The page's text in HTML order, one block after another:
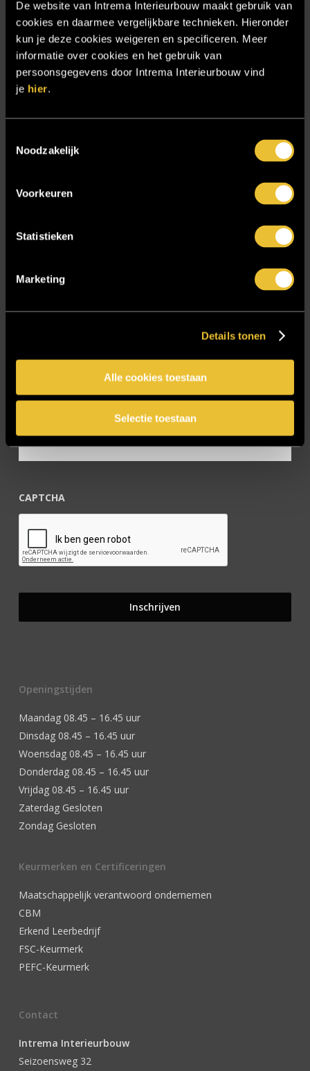
De website van Intrema Interieurbouw maakt gebruik van
cookies en daarmee vergelijkbare technieken. Hieronder
kun je deze cookies weigeren en specificeren. Meer
informatie over cookies en het gebruik van
persoonsgegevens door Intrema Interieurbouw vind
je hier.
Noodzakelijk
Voorkeuren
Statistieken
Marketing
Details tonen
Alle cookies toestaan
Selectie toestaan
Particulier project: Stijlvolle Woonvilla
Particulier project: Woonvilla met exclusief maatwerk
Projecten
Referenties
Showroom
Trebbe MiddenWest
Zakelijk
CAPTCHA
Openingstijden
Maandag 08.45 – 16.45 uur
Dinsdag 08.45 – 16.45 uur
Woensdag 08.45 – 16.45 uur
Donderdag 08.45 – 16.45 uur
Vrijdag 08.45 – 16.45 uur
Zaterdag Gesloten
Zondag Gesloten
Keurmerken en Certificeringen
Maatschappelijk verantwoord ondernemen
CBM
Erkend Leerbedrijf
FSC-Keurmerk
PEFC-Keurmerk
Contact
Intrema Interieurbouw
Seizoensweg 32